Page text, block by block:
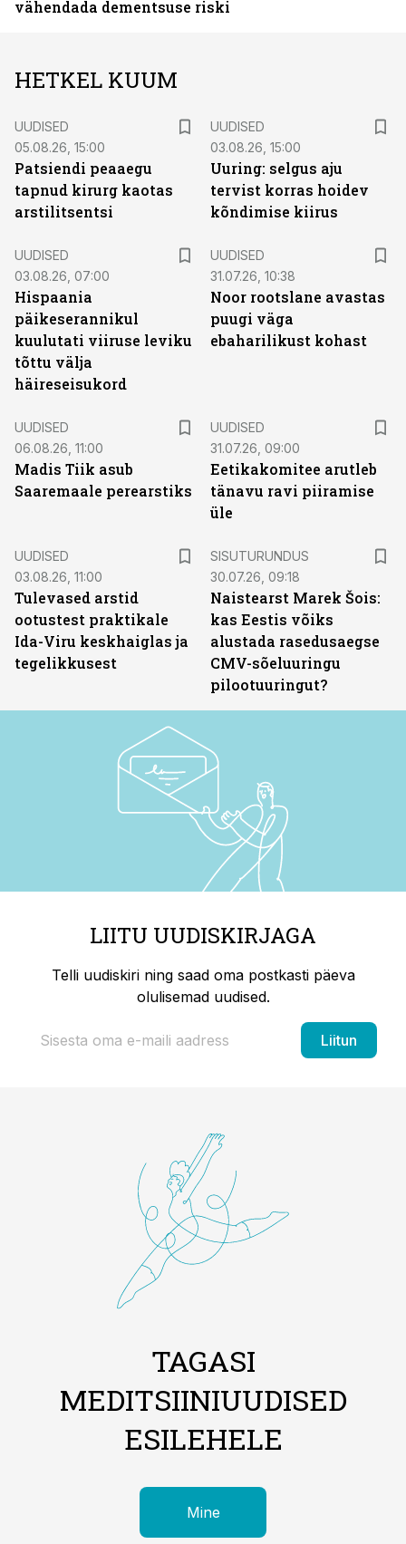
vähendada dementsuse riski
HETKEL KUUM
UUDISED
05.08.26, 15:00
Patsiendi peaaegu
tapnud kirurg kaotas
arstilitsentsi
UUDISED
03.08.26, 15:00
Uuring: selgus aju
tervist korras hoidev
kõndimise kiirus
UUDISED
03.08.26, 07:00
Hispaania
päikeserannikul
kuulutati viiruse leviku
tõttu välja
häireseisukord
UUDISED
31.07.26, 10:38
Noor rootslane avastas
puugi väga
ebaharilikust kohast
UUDISED
06.08.26, 11:00
Madis Tiik asub
Saaremaale perearstiks
UUDISED
31.07.26, 09:00
Eetikakomitee arutleb
tänavu ravi piiramise
üle
UUDISED
03.08.26, 11:00
Tulevased arstid
ootustest praktikale
Ida-Viru keskhaiglas ja
tegelikkusest
SISUTURUNDUS
30.07.26, 09:18
Naistearst Marek Šois:
kas Eestis võiks
alustada rasedusaegse
CMV-sõeluuringu
pilootuuringut?
LIITU UUDISKIRJAGA
Telli uudiskiri ning saad oma postkasti päeva
olulisemad uudised.
Liitun
TAGASI
MEDITSIINIUUDISED
ESILEHELE
Mine